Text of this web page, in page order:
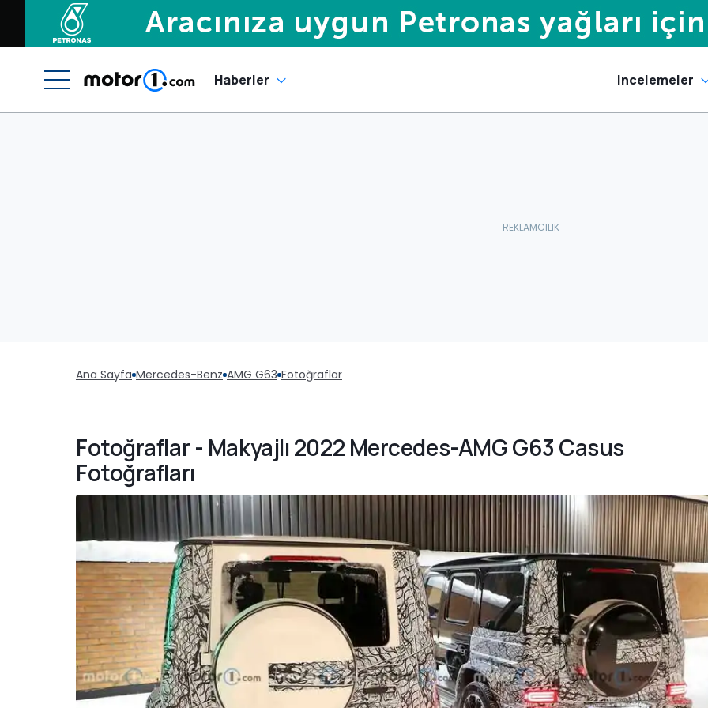
Haberler Incelemeler
Ana Sayfa Mercedes-Benz AMG G63 Fotoğraflar
Fotoğraflar - Makyajlı 2022 Mercedes-AMG G63 Casus
Fotoğrafları